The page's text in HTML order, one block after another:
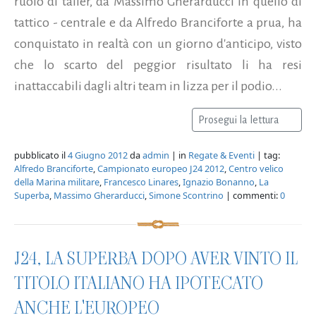
tattico - centrale e da Alfredo Branciforte a prua, ha
conquistato in realtà con un giorno d'anticipo, visto
che lo scarto del peggior risultato li ha resi
inattaccabili dagli altri team in lizza per il podio...
Prosegui la lettura
pubblicato il4 Giugno 2012daadmin | in Regate & Eventi | tag:
Alfredo Branciforte,Campionato europeo J24 2012,Centro velico
della Marina militare, Francesco Linares,Ignazio Bonanno, La
Superba, Massimo Gherarducci,Simone Scontrino | commenti:0
J24, LA SUPERBA DOPO AVER VINTO IL
TITOLO ITALIANO HA IPOTECATO
ANCHE L'EUROPEO